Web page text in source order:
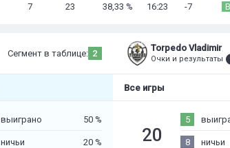
7 23 38,33 % 16:23 -7 В
Сегмент в таблице: 2
выиграно 50 %
ничьи 20 %
Torpedo Vladimir
Очки и результаты
Все игры
20
5
8 ничьи